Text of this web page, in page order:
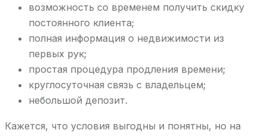
возможность со временем получить скидку
постоянного клиента;
полная информация о недвижимости из
первых рук;
простая процедура продления времени;
круглосуточная связь с владельцем;
небольшой депозит.
Кажется, что условия выгодны и понятны, но на